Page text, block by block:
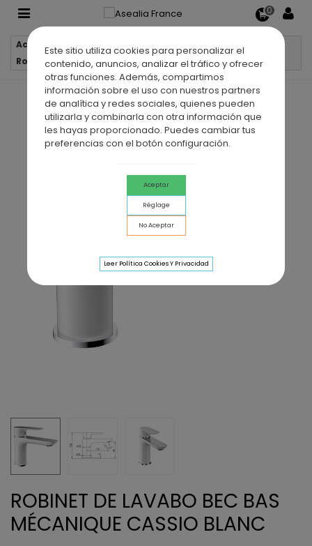
Este sitio utiliza cookies para personalizar el
contenido, anuncios, analizar el tráfico y ofrecer
otras funciones. Además, compartimos
información sobre el uso con nuestros partners
de analítica y redes sociales, quienes pueden
utilizarla y combinarla con otra información que
les hayas proporcionado. Puedes cambiar tus
preferencias con el botón configuración.
Aceptar
Réglage
No Aceptar
Leer Política Cookies Y Privacidad
0
Accueil
Robinet de lavabo bec bas mécanique CASSIO BLANC
ROBINET DE LAVABO BEC BAS
MÉCANIQUE CASSIO BLANC